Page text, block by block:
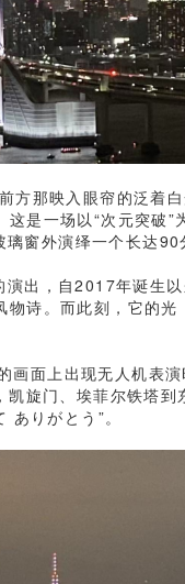
方那映入眼帘的泛着
是一场以“次元突破”
窗外演绎一个长达90
出，自2017年诞生
诗。而此刻，它的
面上出现无人机表
旋门、埃菲尔铁塔到
りがとう”。